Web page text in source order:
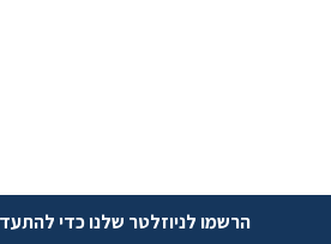
הרשמו לניוזלטר שלנו כדי